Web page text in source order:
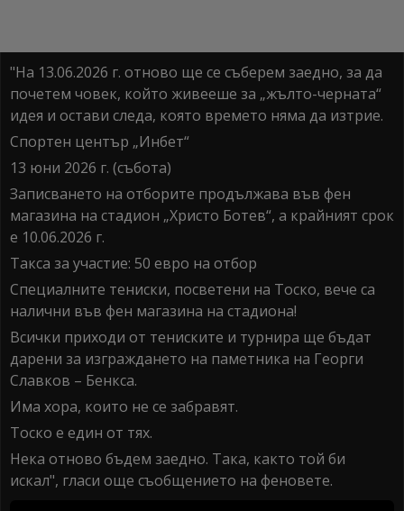
"На 13.06.2026 г. отново ще се съберем заедно, за да
почетем човек, който живееше за „жълто-черната“
идея и остави следа, която времето няма да изтрие.
Спортен център „Инбет“
13 юни 2026 г. (събота)
Записването на отборите продължава във фен
магазина на стадион „Христо Ботев“, а крайният срок
е 10.06.2026 г.
Такса за участие: 50 евро на отбор
Специалните тениски, посветени на Тоско, вече са
налични във фен магазина на стадиона!
Всички приходи от тениските и турнира ще бъдат
дарени за изграждането на паметника на Георги
Славков – Бенкса.
Има хора, които не се забравят.
Тоско е един от тях.
Нека отново бъдем заедно. Така, както той би
искал", гласи още съобщението на феновете.